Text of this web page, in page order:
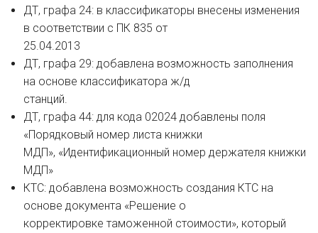
ДТ, графа 24: в классификаторы внесены изменения
в соответствии с ПК 835 от
25.04.2013
ДТ, графа 29: добавлена возможность заполнения
на основе классификатора ж/д
станций.
ДТ, графа 44: для кода 02024 добавлены поля
«Порядковый номер листа книжки
МДП», «Идентификационный номер держателя книжки
МДП»
КТС: добавлена возможность создания КТС на
основе документа «Решение о
корректировке таможенной стоимости», который